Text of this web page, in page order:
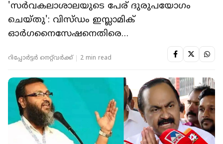
'സര്‍വകലാശാലയുടെ പേര് ദുരുപയോഗം
ചെയ്തു': വിസ്ഡം ഇസ്ലാമിക്
ഓർഗനൈസേഷനെതിരെ
റിപ്പോർട്ടർ നെറ്റ്‌വര്‍ക്ക്‌ 2 min read